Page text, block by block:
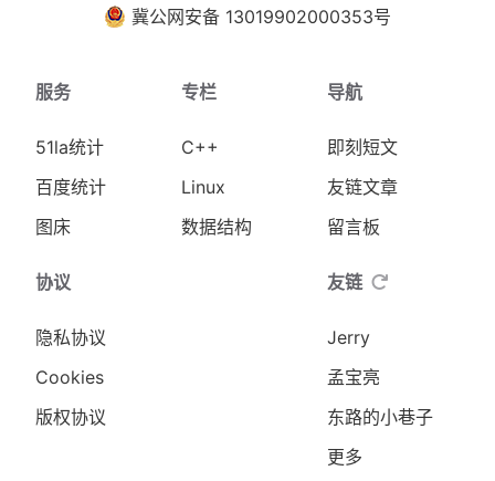
冀公网安备 13019902000353号
服务
51la统计
百度统计
图床
专栏
C++
Linux
数据结构
导航
即刻短文
友链文章
留言板
协议
隐私协议
Cookies
版权协议
友链
Jerry
孟宝亮
东路的小巷子
更多